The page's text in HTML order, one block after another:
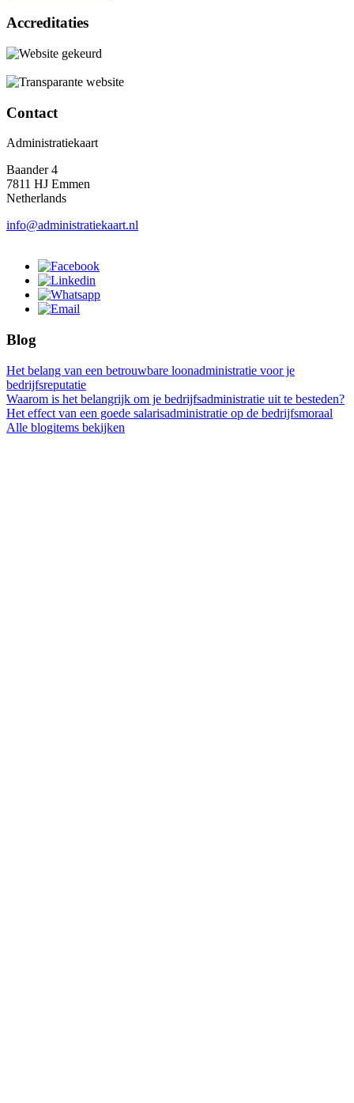
Accreditaties
Contact
Administratiekaart
Baander 4
7811 HJ Emmen
Netherlands
info@administratiekaart.nl
Blog
Het belang van een betrouwbare loonadministratie voor je
bedrijfsreputatie
Waarom is het belangrijk om je bedrijfsadministratie uit te besteden?
Het effect van een goede salarisadministratie op de bedrijfsmoraal
Alle blogitems bekijken